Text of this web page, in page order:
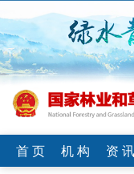
首 页 机 构 资 讯